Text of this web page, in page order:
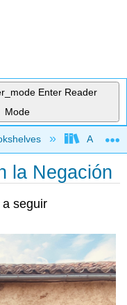
Enter Reader
Mode
Aurora
la Negación
seguir